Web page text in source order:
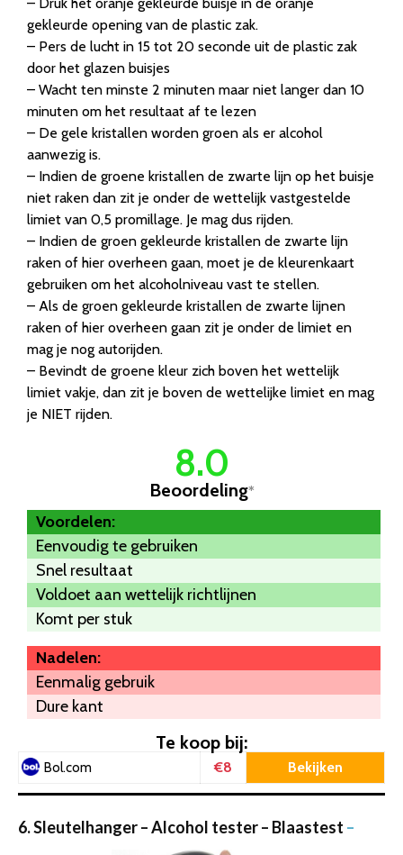
gekleurde opening van de plastic zak.
– Pers de lucht in 15 tot 20 seconde uit de plastic zak
door het glazen buisjes
– Wacht ten minste 2 minuten maar niet langer dan 10
minuten om het resultaat af te lezen
– De gele kristallen worden groen als er alcohol
aanwezig is.
– Indien de groene kristallen de zwarte lijn op het buisje
niet raken dan zit je onder de wettelijk vastgestelde
limiet van 0,5 promillage. Je mag dus rijden.
– Indien de groen gekleurde kristallen de zwarte lijn
raken of hier overheen gaan, moet je de kleurenkaart
gebruiken om het alcoholniveau vast te stellen.
– Als de groen gekleurde kristallen de zwarte lijnen
raken of hier overheen gaan zit je onder de limiet en
mag je nog autorijden.
– Bevindt de groene kleur zich boven het wettelijk
limiet vakje, dan zit je boven de wettelijke limiet en mag
je NIET rijden.
8.0
Beoordeling*
Voordelen:
Eenvoudig te gebruiken
Snel resultaat
Voldoet aan wettelijk richtlijnen
Komt per stuk
Nadelen:
Eenmalig gebruik
Dure kant
Te koop bij:
Bol.com €8 Bekijken
6. Sleutelhanger – Alcohol tester – Blaastest –